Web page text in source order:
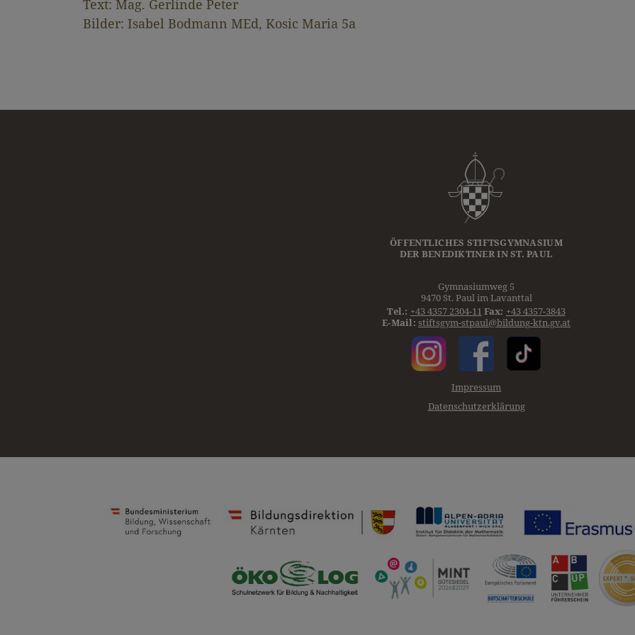
Text: Mag. Gerlinde Peter
Bilder: Isabel Bodmann MEd, Kosic Maria 5a
ÖFFENTLICHES STIFTSGYMNASIUM
DER BENEDIKTINERIN ST. PAUL
Gymnasiumweg 5
9470 St. Paul im Lavanttal
Tel.: +43 4357 2304-11 Fax: +43 4357-3843
E-Mail: stiftsgym-stpaul@bildung-ktn.gv.at
Impressum
Datenschutzerklärung